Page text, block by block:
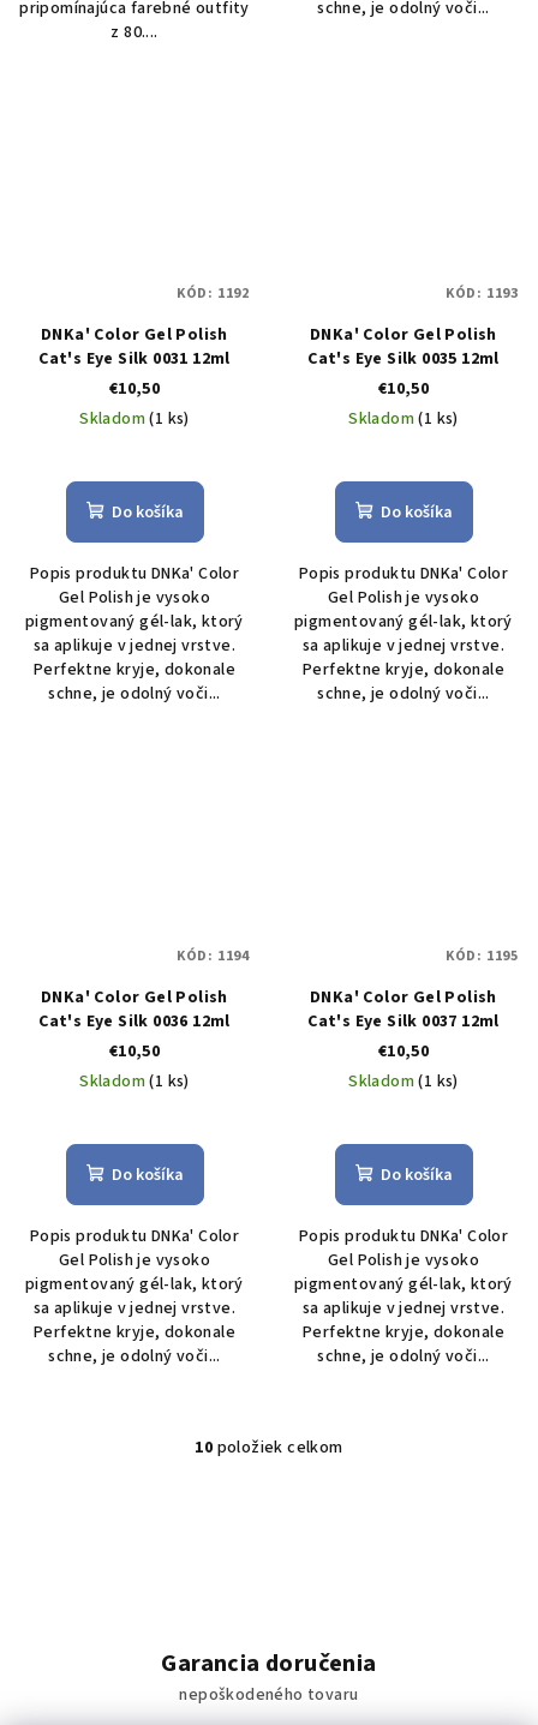
pripomínajúca farebné outfity
z 80....
schne, je odolný voči...
DNKa' Color Gel Polish
Cat's Eye Silk 0031 12ml
€10,50
Skladom(1 ks)
Do košíka
Popis produktu DNKa' Color
Gel Polish je vysoko
pigmentovaný gél-lak, ktorý
sa aplikuje v jednej vrstve.
Perfektne kryje, dokonale
schne, je odolný voči...
KÓD: 1192
DNKa' Color Gel Polish
Cat's Eye Silk 0035 12ml
€10,50
Skladom(1 ks)
Do košíka
Popis produktu DNKa' Color
Gel Polish je vysoko
pigmentovaný gél-lak, ktorý
sa aplikuje v jednej vrstve.
Perfektne kryje, dokonale
schne, je odolný voči...
KÓD: 1193
DNKa' Color Gel Polish
Cat's Eye Silk 0036 12ml
€10,50
Skladom(1 ks)
Do košíka
Popis produktu DNKa' Color
Gel Polish je vysoko
pigmentovaný gél-lak, ktorý
sa aplikuje v jednej vrstve.
Perfektne kryje, dokonale
schne, je odolný voči...
KÓD: 1194
DNKa' Color Gel Polish
Cat's Eye Silk 0037 12ml
€10,50
Skladom(1 ks)
Do košíka
Popis produktu DNKa' Color
Gel Polish je vysoko
pigmentovaný gél-lak, ktorý
sa aplikuje v jednej vrstve.
Perfektne kryje, dokonale
schne, je odolný voči...
KÓD: 1195
O
i
e
p
10 položiek celkom
Garancia doručenia
nepoškodeného tovaru